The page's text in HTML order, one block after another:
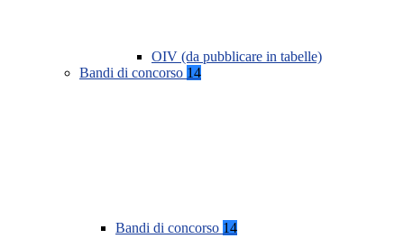
OIV (da pubblicare in tabelle)
Bandi di concorso 14
Bandi di concorso 14